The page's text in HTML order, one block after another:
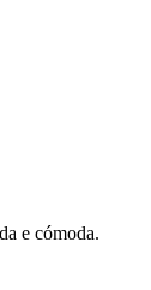
e cómoda.